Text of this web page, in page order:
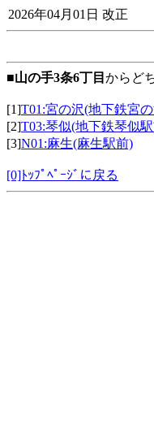
2026年04月01日 改正
■山の手3条6丁目 からど
[1]T01:宮の沢(地下鉄宮
[2]T03:琴似(地下鉄琴似
[3]N01:麻生(麻生駅前)
[0]ﾄｯﾌﾟﾍﾟｰｼﾞに戻る